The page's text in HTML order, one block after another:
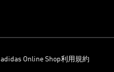
adidas Online Shop利用規約